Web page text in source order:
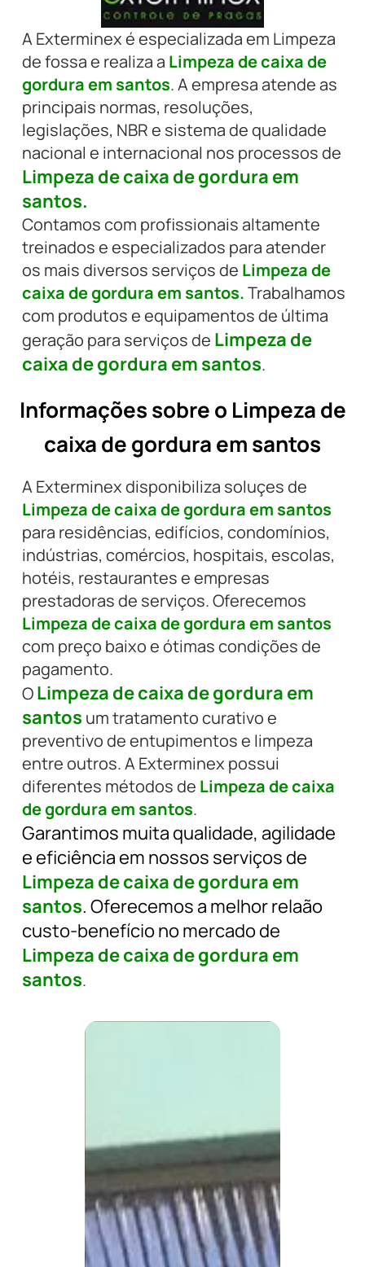
A Exterminex é especializada em Limpeza
de fossa e realiza a Limpeza de caixa de
gordura em santos. A empresa atende as
principais normas, resoluções,
legislações, NBR e sistema de qualidade
nacional e internacional nos processos de
Limpeza de caixa de gordura em
santos.
Contamos com profissionais altamente
treinados e especializados para atender
os mais diversos serviços de Limpeza de
caixa de gordura em santos.Trabalhamos
com produtos e equipamentos de última
geração para serviços de Limpeza de
caixa de gordura em santos.
Informações sobre o Limpeza de
caixa de gordura em santos
A Exterminex disponibiliza soluçes de
Limpeza de caixa de gordura em santos
para residências, edifícios, condomínios,
indústrias, comércios, hospitais, escolas,
hotéis, restaurantes e empresas
prestadoras de serviços. Oferecemos
Limpeza de caixa de gordura em santos
com preço baixo e ótimas condições de
pagamento.
OLimpeza de caixa de gordura em
santos um tratamento curativo e
preventivo de entupimentos e limpeza
entre outros. A Exterminex possui
diferentes métodos de Limpeza de caixa
de gordura em santos.
Garantimos muita qualidade, agilidade
e eficiência em nossos serviços de
Limpeza de caixa de gordura em
santos. Oferecemos a melhor relaão
custo-benefício no mercado de
Limpeza de caixa de gordura em
santos.